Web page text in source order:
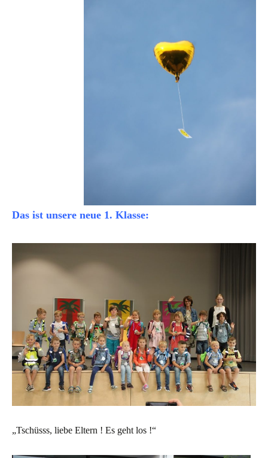
Das ist unsere neue 1. Klasse:
„Tschüsss, liebe Eltern ! Es geht los !“